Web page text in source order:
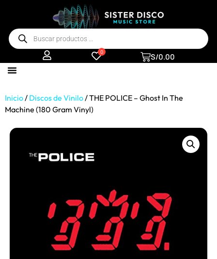
0 S/0.00
Inicio/ Discos de Vinilo/ THE POLICE – Ghost In The
Machine (180 Gram Vinyl)